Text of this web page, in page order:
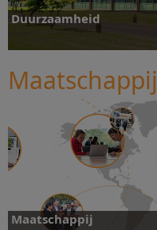
Duurzaamheid
Ontdek meer
Maatschappij
Maatschappij